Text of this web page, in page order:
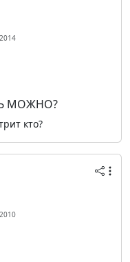
МОЖНО?
кто?